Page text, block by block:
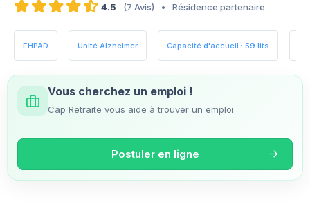
4.5
(7 Avis) • Résidence partenaire
EHPAD Unité Alzheimer Capacité d'accueil : 59 lits
Vous cherchez un emploi !
Cap Retraite vous aide à trouver un emploi
Postuler en ligne